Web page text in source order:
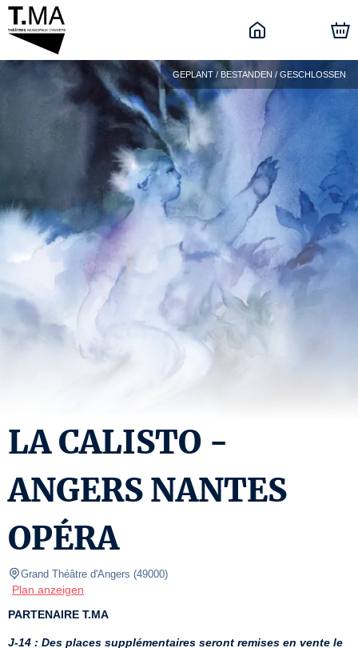
GEPLANT / BESTANDEN / GESCHLOSSEN
LA CALISTO -
ANGERS NANTES
OPÉRA
Grand Théâtre d'Angers (49000)
Plan anzeigen
PARTENAIRE T.MA
J-14 : Des places supplémentaires seront remises en vente le